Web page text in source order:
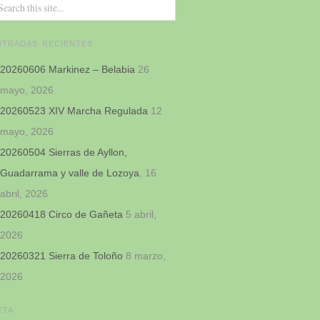
RECIENTES
20260606 Markinez – Belabia 26
mayo, 2026
20260523 XIV Marcha Regulada 12
mayo, 2026
20260504 Sierras de Ayllon,
Guadarrama y valle de Lozoya.
16
abril, 2026
20260418 Circo de Gañeta 5 abril,
2026
20260321 Sierra de Toloño 8 marzo,
2026